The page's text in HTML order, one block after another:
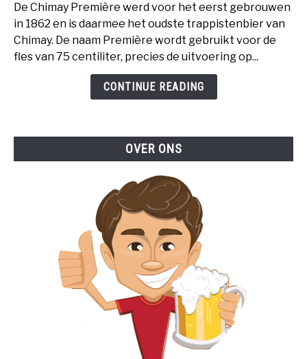
Chimay
Première
De Chimay Première werd voor het eerst gebrouwen
in 1862 en is daarmee het oudste trappistenbier van
Chimay. De naam Première wordt gebruikt voor de
fles van 75 centiliter, precies de uitvoering op...
CONTINUE READING
OVER ONS